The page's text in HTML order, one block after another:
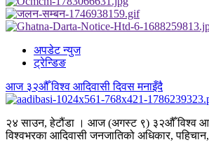
अपडेट न्युज
ट्रेन्डिङ
आज ३२औँ विश्व आदिवासी दिवस मनाइँदै
२४ साउन, हेटौंडा । आज (अगस्ट ९) ३२औँ विश्व
विश्वभरका आदिवासी जनजातिको अधिकार,